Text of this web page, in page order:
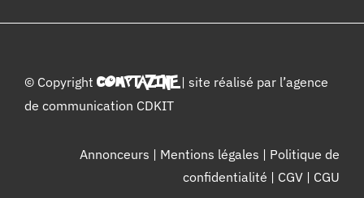
© Copyright COMPTAZINE| site réalisé par l’agence
de communication CDKIT
Annonceurs | Mentions légales | Politique de
confidentialité | CGV | CGU